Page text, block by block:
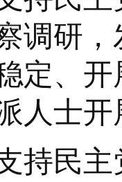
调研
定、
人士
民主党